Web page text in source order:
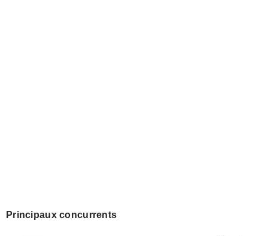
Principaux concurrents